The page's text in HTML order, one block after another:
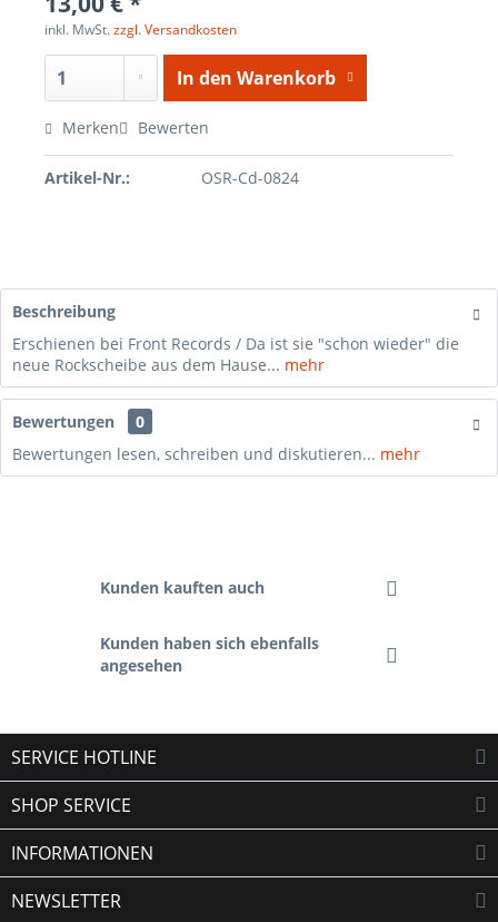
inkl. MwSt.zzgl. Versandkosten
In den Warenkorb
Merken Bewerten
Artikel-Nr.: OSR-Cd-0824
Beschreibung
Erschienen bei Front Records / Da ist sie "schon wieder" die
neue Rockscheibe aus dem Hause... mehr
Bewertungen
0
Bewertungen lesen, schreiben und diskutieren... mehr
Kunden kauften auch
Kunden haben sich ebenfalls
angesehen
SERVICE HOTLINE
SHOP SERVICE
INFORMATIONEN
NEWSLETTER